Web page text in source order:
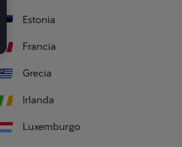
Estonia
Francia
Grecia
Irlanda
Luxemburgo